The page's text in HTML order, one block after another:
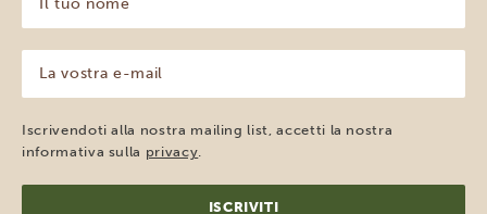
tuo
nome
(Obbligatorio)
vostra
e-
mail
(Obbligatorio)
Iscrivendoti alla nostra mailing list, accetti la nostra
informativa sulla privacy